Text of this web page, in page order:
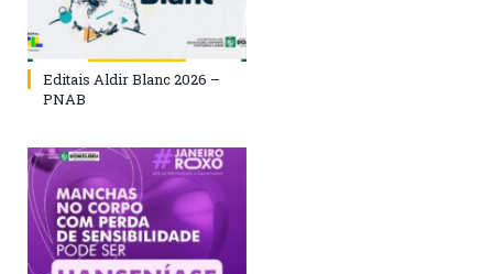
Editais Aldir Blanc 2026 –
PNAB